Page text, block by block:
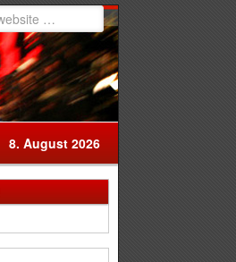
8. August 2026